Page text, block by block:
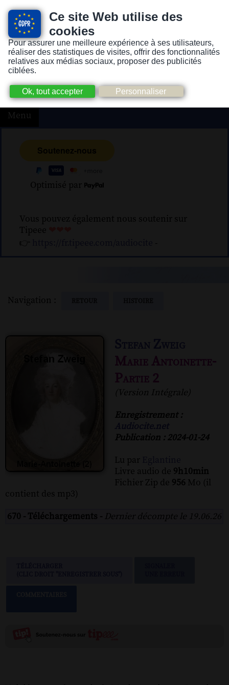
Ce site Web utilise des
cookies
Pour assurer une meilleure expérience à ses utilisateurs,
réaliser des statistiques de visites, offrir des fonctionnalités
relatives aux médias sociaux, proposer des publicités
ciblées.
Version pour personnes mal-voyantes ou non-voyantes
Menu
Optimisé par
Vous pouvez également nous soutenir sur
Tipeee
👉
-
Navigation :
Marie Antoinette-
Partie 2
(Version Intégrale)
Enregistrement :
Publication : 2024-01-24
Lu par
Livre audio de 9h10min
Fichier Zip de 956 Mo (il
contient des mp3)
670 - Téléchargements - Dernier décompte le 19.06.26